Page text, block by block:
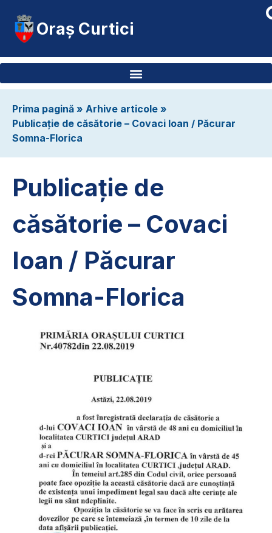
Oraș Curtici
Prima pagină » Arhive articole »
Publicație de căsătorie – Covaci Ioan / Păcurar
Somna-Florica
Publicație de
căsătorie – Covaci
Ioan / Păcurar
Somna-Florica